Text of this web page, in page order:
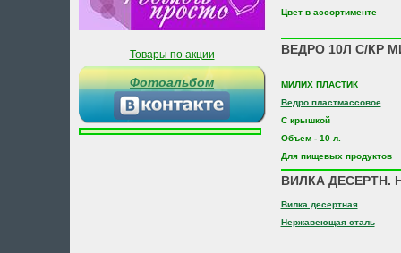
Товары по акции
Фотоальбом
Цвет в ассортименте
ВЕДРО 10Л С/КР
МИЛИХ ПЛАСТИК
Ведро пластмассовое
С крышкой
Объем - 10 л.
Для пищевых продуктов
ВИЛКА ДЕСЕРТН.
Вилка десертная
Нержавеющая сталь